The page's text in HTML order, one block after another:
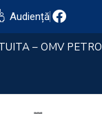
Audiență